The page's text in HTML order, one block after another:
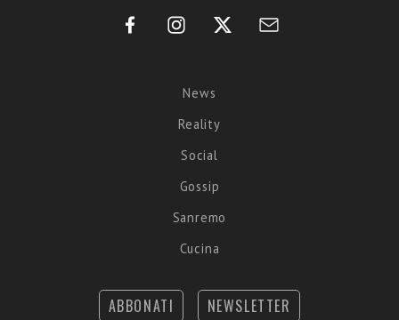
News
Reality
Social
Gossip
Sanremo
Cucina
ABBONATI NEWSLETTER